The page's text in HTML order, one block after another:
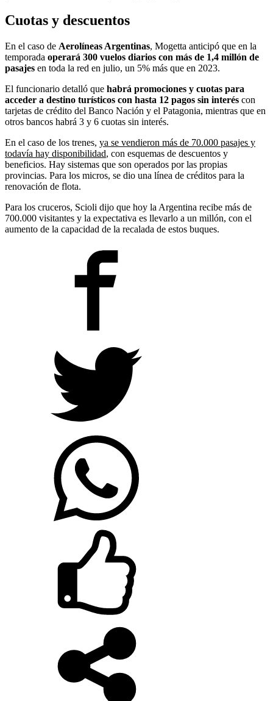
Cuotas y descuentos
En el caso de Aerolíneas Argentinas, Mogetta anticipó que en la
temporada operará 300 vuelos diarios con más de 1,4 millón de
pasajes en toda la red en julio, un 5% más que en 2023.
El funcionario detalló que habrá promociones y cuotas para
acceder a destino turísticos con hasta 12 pagos sin interés con
tarjetas de crédito del Banco Nación y el Patagonia, mientras que en
otros bancos habrá 3 y 6 cuotas sin interés.
En el caso de los trenes, ya se vendieron más de 70.000 pasajes y
todavía hay disponibilidad, con esquemas de descuentos y
beneficios. Hay sistemas que son operados por las propias
provincias. Para los micros, se dio una línea de créditos para la
renovación de flota.
Para los cruceros, Scioli dijo que hoy la Argentina recibe más de
700.000 visitantes y la expectativa es llevarlo a un millón, con el
aumento de la capacidad de la recalada de estos buques.